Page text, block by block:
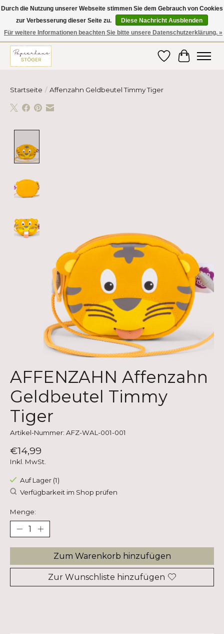
Hier finden Sie hochwertige Produkte im Bereich Schule, Büro, Papier,
Schreiben und vieles mehr! Erhalten Sie Ihre Bestellung bequem nach
Hause oder ins Büro geliefert!
Wunschzettel
Ihr
Startseite / Affenzahn Geldbeutel Timmy Tiger
AFFENZAHN Affenzahn
Geldbeutel Timmy
Tiger
Artikel-Nummer: AFZ-WAL-001-001
€14,99
Inkl. MwSt.
Auf Lager (1)
Verfügbarkeit im Shop prüfen
Menge:
Zum Warenkorb hinzufügen
Zur Wunschliste hinzufügen
Durch die Nutzung unserer Webseite stimmen Sie dem Gebrauch von Cookies
zur Verbesserung dieser Seite zu.
Diese Nachricht Ausblenden
Für weitere Informationen beachten Sie bitte unsere Datenschutzerklärung. »